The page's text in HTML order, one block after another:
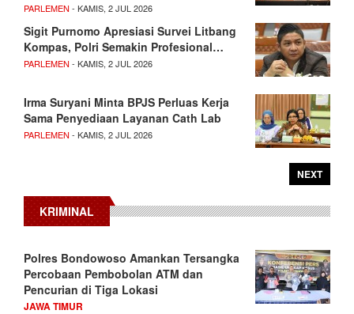
PARLEMEN - KAMIS, 2 JUL 2026
Sigit Purnomo Apresiasi Survei Litbang
Kompas, Polri Semakin Profesional…
PARLEMEN - KAMIS, 2 JUL 2026
Irma Suryani Minta BPJS Perluas Kerja
Sama Penyediaan Layanan Cath Lab
PARLEMEN - KAMIS, 2 JUL 2026
NEXT
KRIMINAL
Polres Bondowoso Amankan Tersangka
Percobaan Pembobolan ATM dan
Pencurian di Tiga Lokasi
JAWA TIMUR